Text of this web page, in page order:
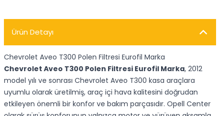
Ürün Detayı
Chevrolet Aveo T300 Polen Filtresi Eurofil Marka
Chevrolet Aveo T300 Polen Filtresi Eurofil Marka, 2012
model yılı ve sonrası Chevrolet Aveo T300 kasa araçlara
uyumlu olarak üretilmiş, araç içi hava kalitesini doğrudan
etkileyen önemli bir konfor ve bakım parçasıdır. Opell Center